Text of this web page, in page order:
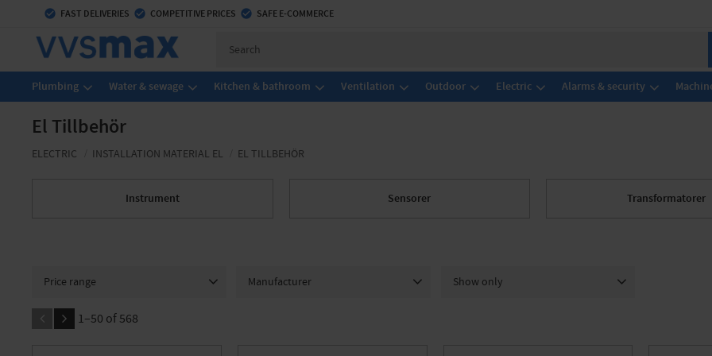
check_circle FAST DELIVERIES check_circle COMPETITIVE PRICES check_circle SAFE E-COMMERCE
Plumbing Water & sewage Kitchen & bathroom Ventilation Outdoor Electric Alarms & security
El Tillbehör
ELECTRIC INSTALLATION MATERIAL EL EL TILLBEHÖR
Instrument Sensorer Transformatorer
Price range Manufacturer Show only
1–50 of 568